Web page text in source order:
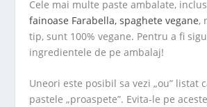
Cele mai multe paste ambalate,
fainoase Farabella, spaghete vegane,
tip, sunt 100% vegane. Pentru a fi
ingredientele de pe ambalaj!
Uneori este posibil sa vezi „ou” listat
pastele „proaspete”. Evita-le pe